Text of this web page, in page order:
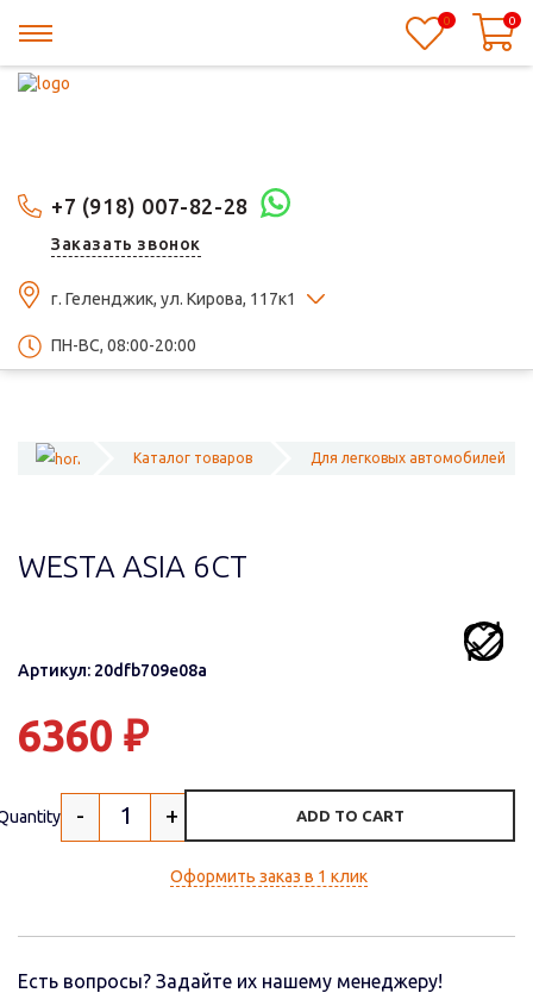
+7 (918) 007-82-28
Заказать звонок
г. Геленджик, ул. Кирова, 117к1
ПН-ВС, 08:00-20:00
0 0
Каталог товаров Для легковых автомобилей
WESTA ASIA 6СТ
Артикул: 20dfb709e08a
6360 ₽
- + ADD TO CART
Оформить заказ в 1 клик
Есть вопросы? Задайте их нашему менеджеру!